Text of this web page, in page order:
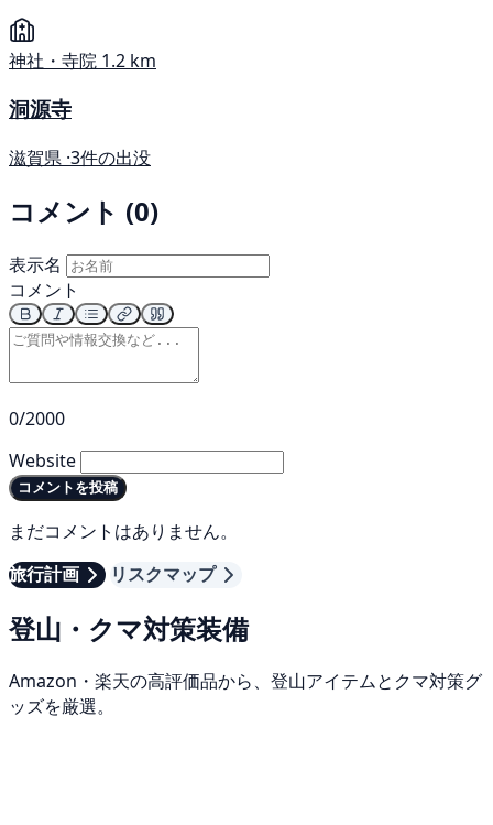
神社・寺院 1.2 km
洞源寺
滋賀県 ·3件の出没
コメント (0)
表示名
コメント
0/2000
Website
コメントを投稿
まだコメントはありません。
旅行計画
リスクマップ
登山・クマ対策装備
Amazon・楽天の高評価品から、登山アイテムとクマ対策グ
ッズを厳選。